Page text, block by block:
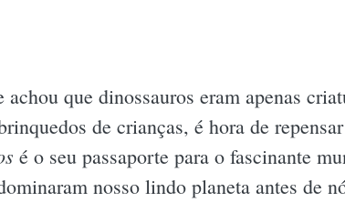
achou que dinossauros eram apenas
de crianças, é hora de
é o seu passaporte para o fascinante
nosso lindo planeta antes de